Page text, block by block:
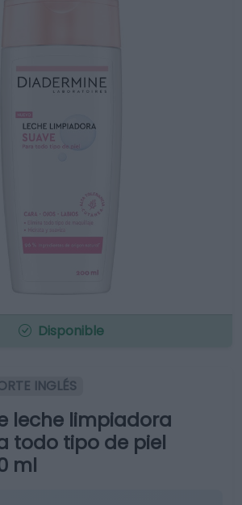
Disponible
INGLÉS
leche limpiadora
todo tipo de piel
ml